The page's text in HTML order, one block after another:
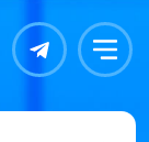
Контакты Меню